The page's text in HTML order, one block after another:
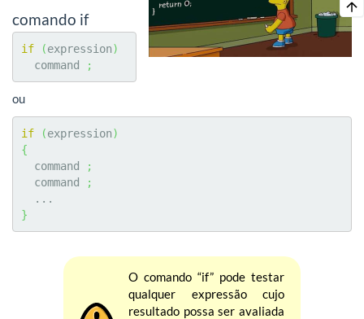
comando if
if (expression)
  command
;
ou
if (expression)
{
  command
;
  command
;
}
O comando “if” pode testar
qualquer expressão cujo
resultado possa ser avaliada